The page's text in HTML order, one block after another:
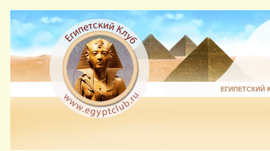
ЕГИПЕТСКИЙ